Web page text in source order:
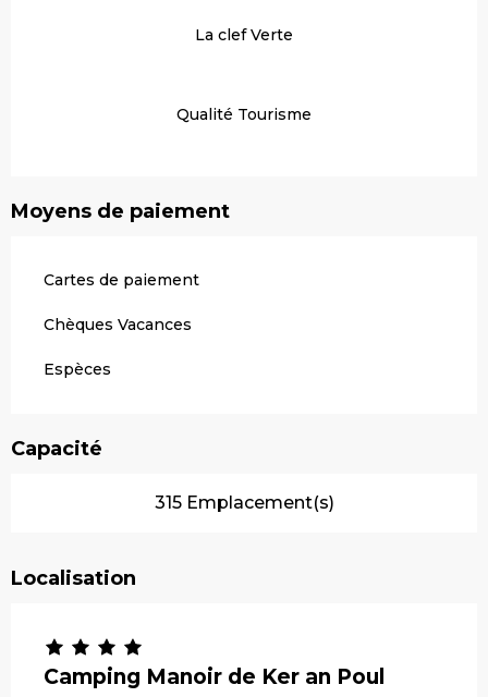
La clef Verte
Qualité Tourisme
Moyens de paiement
Cartes de paiement
Chèques Vacances
Espèces
Capacité
315 Emplacement(s)
Localisation
Camping Manoir de Ker an Poul